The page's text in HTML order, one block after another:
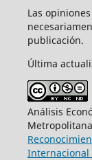
Las
publicación.
Última
Análisis
Internacional